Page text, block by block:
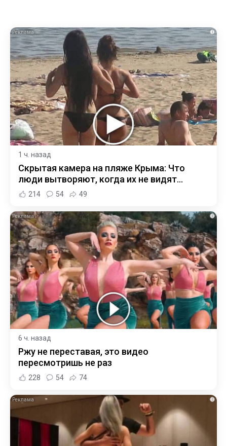
i
1 ч. назад
Скрытая камера на пляже Крыма: Что
люди вытворяют, когда их не видят...
214 54 49
i
6 ч. назад
Ржу не переставая, это видео
пересмотришь не раз
228 54 74
i